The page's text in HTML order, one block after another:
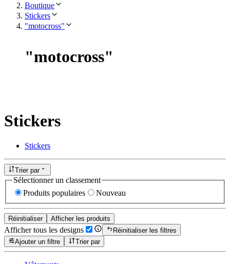
Boutique
Stickers
"motocross"
"motocross"
Stickers
Stickers
Trier par
Sélectionner un classement
Produits populaires
Nouveau
Réinitialiser Afficher les produits
Afficher tous les designs
Réinitialiser les filtres
Ajouter un filtre
Trier par